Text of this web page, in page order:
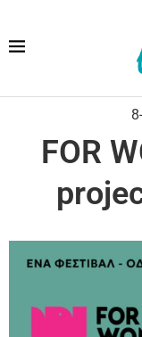
FOR